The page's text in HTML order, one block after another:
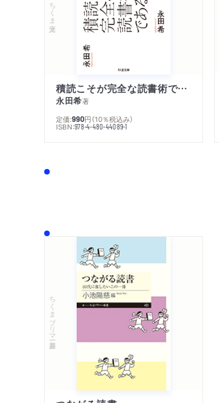
ちくま文庫
積読こそが完全な読書術である
永田希著
定価:990円 （10％税込み）
ISBN:978-4-480-44089-1
ちくまプリマー新書